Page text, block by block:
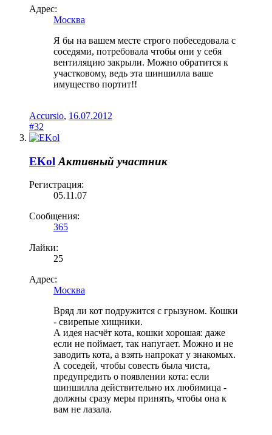
Адрес:
Москва
Я бы на вашем месте строго побеседовала с
соседями, потребовала чтобы они у себя
вентиляцию закрыли. Можно обратится к
участковому, ведь эта шиншилла ваше
имущество портит!!
Accursio, 16.07.2012
#32
EKol Активный участник
Регистрация:
05.11.07
Сообщения:
365
Лайки:
25
Адрес:
Москва
Вряд ли кот подружится с грызуном. Кошки
- свирепые хищники.
А идея насчёт кота, кошки хорошая: даже
если не поймает, так напугает. Можно и не
заводить кота, а взять напрокат у знакомых.
А соседей, чтобы совесть была чиста,
предупредить о появлении кота: если
шиншилла действительно их любимица -
должны сразу меры принять, чтобы она к
вам не лазала.